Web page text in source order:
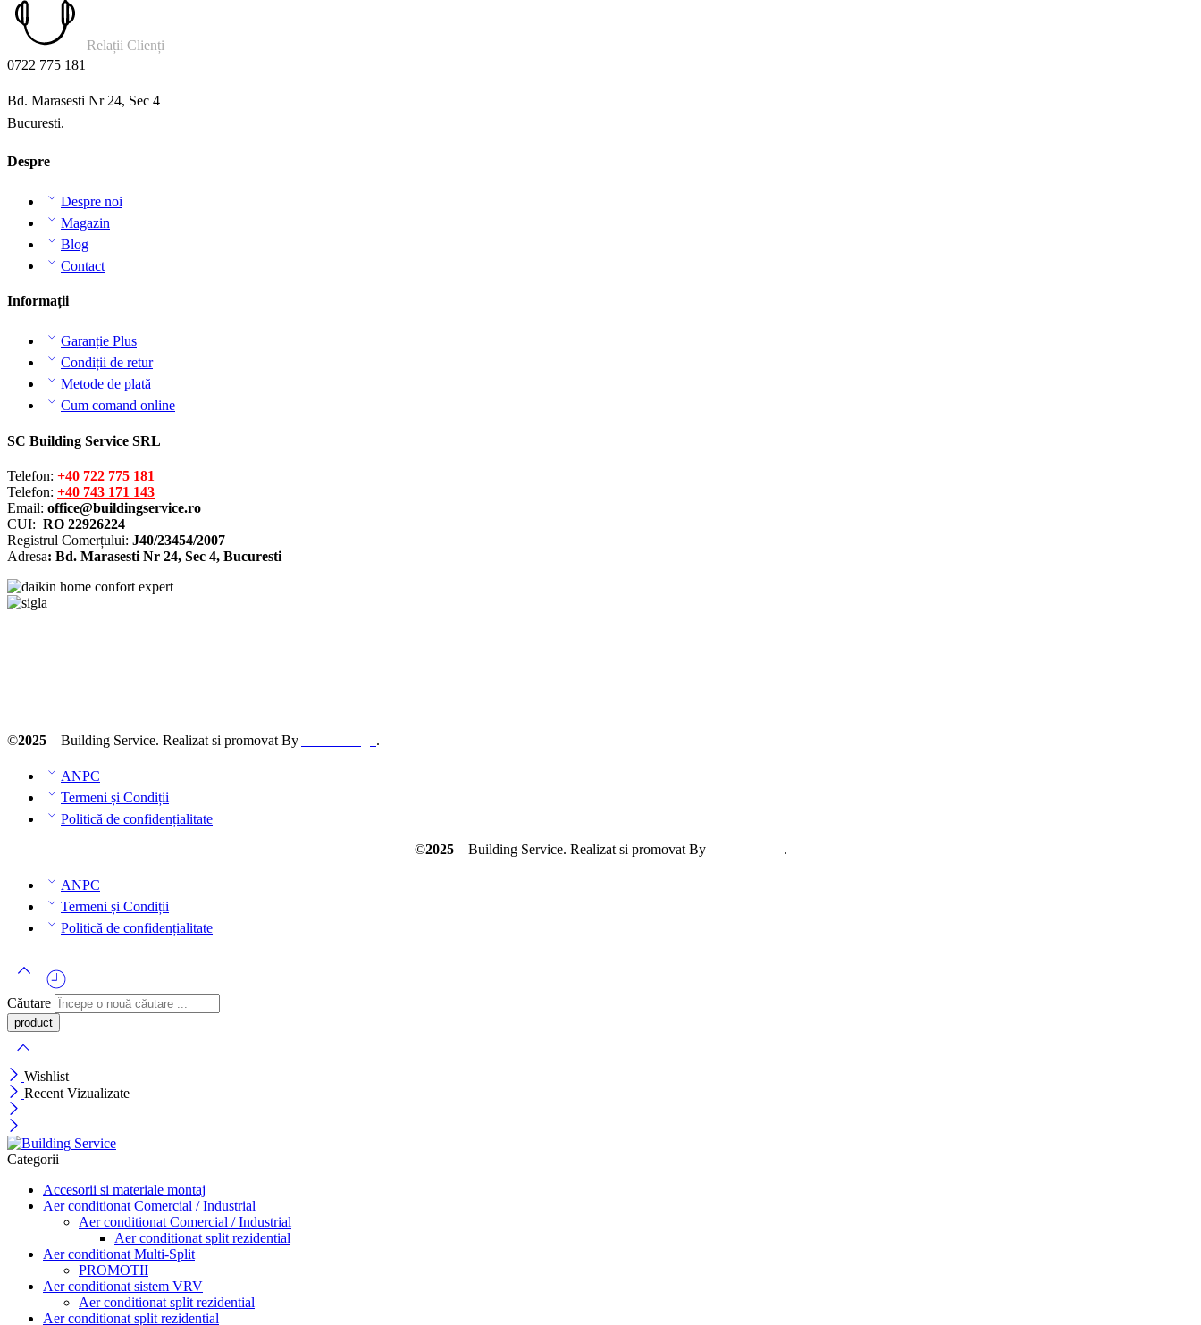
Relații Clienți
0722 775 181
Bd. Marasesti Nr 24, Sec 4
Bucuresti.
Despre
Despre noi
Magazin
Blog
Contact
Informații
Garanție Plus
Condiții de retur
Metode de plată
Cum comand online
SC Building Service SRL
Telefon: +40 722 775 181
Telefon: +40 743 171 143
Email: office@buildingservice.ro
CUI: RO 22926224
Registrul Comerțului: J40/23454/2007
Adresa: Bd. Marasesti Nr 24, Sec 4, Bucuresti
©2025 – Building Service. Realizat si promovat By .
ANPC
Termeni și Condiții
Politică de confidențialitate
©2025– Building Service. Realizat si promovat By .
ANPC
Termeni și Condiții
Politică de confidențialitate
Căutare
Wishlist
Recent Vizualizate
Categorii
Accesorii si materiale montaj
Aer conditionat Comercial / Industrial
Aer conditionat Comercial / Industrial
Aer conditionat split rezidential
Aer conditionat Multi-Split
PROMOTII
Aer conditionat sistem VRV
Aer conditionat split rezidential
Aer conditionat split rezidential